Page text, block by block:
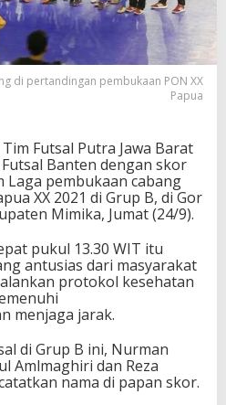
t
r
P
O
u
a
D
i
m
n
a
n
g
k
n
T
i
di pertandingan pembukaan PON XX
Papua
Tim Futsal Putra Jawa Barat
Banten dengan skor
Laga pembukaan cabang
XX 2021 di Grup B, di Gor
Mimika, Jumat (24/9).
pukul 13.30 WIT itu
antusias dari masyarakat
protokol kesehatan
menjaga jarak.
di Grup B ini, Nurman
Amlmaghiri dan Reza
nama di papan skor.